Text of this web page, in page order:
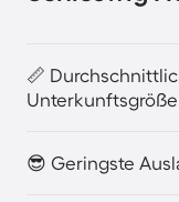
📏
Unterkunftsgröße
😎 Geringste